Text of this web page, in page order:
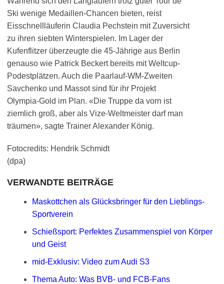
Ski wenige Medaillen-Chancen bieten, reist
Eisschnellläuferin Claudia Pechstein mit Zuversicht
zu ihren siebten Winterspielen. Im Lager der
Kufenflitzer überzeugte die 45-Jährige aus Berlin
genauso wie Patrick Beckert bereits mit Weltcup-
Podestplätzen. Auch die Paarlauf-WM-Zweiten
Savchenko und Massot sind für ihr Projekt
Olympia-Gold im Plan. «Die Truppe da vorn ist
ziemlich groß, aber als Vize-Weltmeister darf man
träumen», sagte Trainer Alexander König.
Fotocredits: Hendrik Schmidt
(dpa)
VERWANDTE BEITRÄGE
Maskottchen als Glücksbringer für den Lieblings-
Sportverein
Schießsport: Perfektes Zusammenspiel von Körper
und Geist
mid-Exklusiv: Video zum Audi S3
Thema Auto: Was BVB- und FCB-Fans